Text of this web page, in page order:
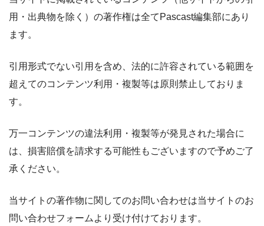
用・出典物を除く）の著作権は全てPascast編集部にあり
ます。
引用形式でない引用を含め、法的に許容されている範囲を
超えてのコンテンツ利用・複製等は原則禁止しておりま
す。
万一コンテンツの違法利用・複製等が発見された場合に
は、損害賠償を請求する可能性もございますので予めご了
承ください。
当サイトの著作物に関してのお問い合わせは当サイトのお
問い合わせフォームより受け付けております。